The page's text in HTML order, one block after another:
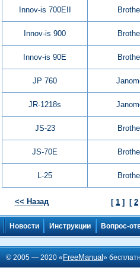
Innov-is 700EII
Innov-is 900
Innov-is 90E
JP 760
JR-1218s
JS-23
JS-70E
L-25
<< Назад [ 1 ] [ 2
Новости Инструкции Вопрос-
© 2005 — 2020 « FreeManual»